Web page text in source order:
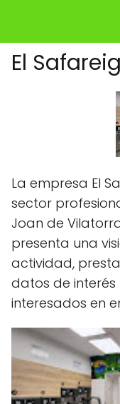
El Safareig
La empresa El
sector
Joan de
presenta una
actividad,
datos de
interesados en